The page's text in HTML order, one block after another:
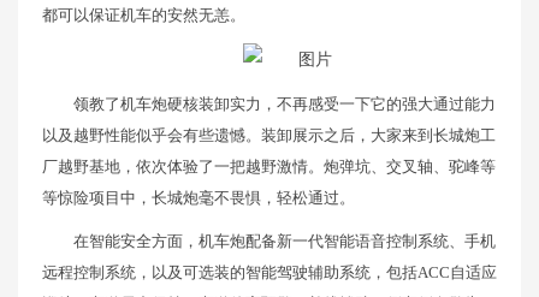
都可以保证机车的安然无恙。
领教了机车炮硬核装卸实力，不再感受一下它的强大通过能力
以及越野性能似乎会有些遗憾。装卸展示之后，大家来到长城炮工
厂越野基地，依次体验了一把越野激情。炮弹坑、交叉轴、驼峰等
等惊险项目中，长城炮毫不畏惧，轻松通过。
在智能安全方面，机车炮配备新一代智能语音控制系统、手机
远程控制系统，以及可选装的智能驾驶辅助系统，包括ACC自适应